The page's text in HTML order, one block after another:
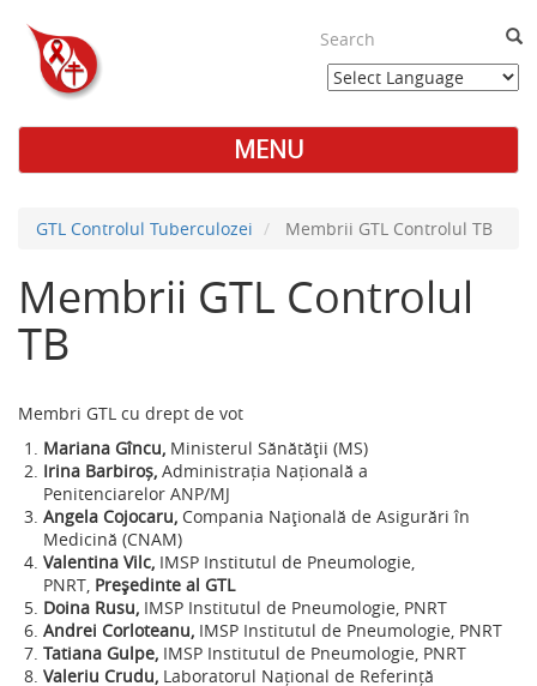
main
content
Main
MENU
GTL Controlul Tuberculozei Membrii GTL Controlul TB
Membrii GTL Controlul
TB
Membri GTL cu drept de vot
Mariana Gîncu, Ministerul Sănătății (MS)
Irina Barbiroș, Administrația Națională a
Penitenciarelor ANP/MJ
Angela Cojocaru, Compania Națională de Asigurări în
Medicină (CNAM)
Valentina Vilc, IMSP Institutul de Pneumologie,
PNRT, Președinte al GTL
Doina Rusu, IMSP Institutul de Pneumologie, PNRT
Andrei Corloteanu, IMSP Institutul de Pneumologie, PNRT
Tatiana Gulpe, IMSP Institutul de Pneumologie, PNRT
Valeriu Crudu, Laboratorul Național de Referință